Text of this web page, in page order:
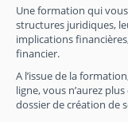
Une formation qui
structures juridiques,
implications
financier.
A l’issue de la
ligne, vous n’aurez
dossier de création de